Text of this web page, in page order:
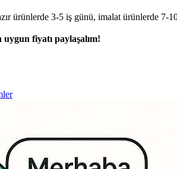
ürünlerde 3-5 iş günü, imalat ürünlerde 7-
fiyatı paylaşalım!